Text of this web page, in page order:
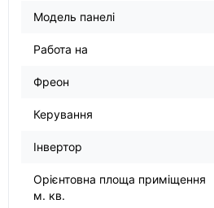
Модель панелі
Работа на
Фреон
Керування
Інвертор
Орієнтовна площа приміщення
м. кв.